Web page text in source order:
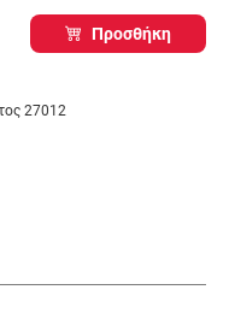
Προσθήκη
27012